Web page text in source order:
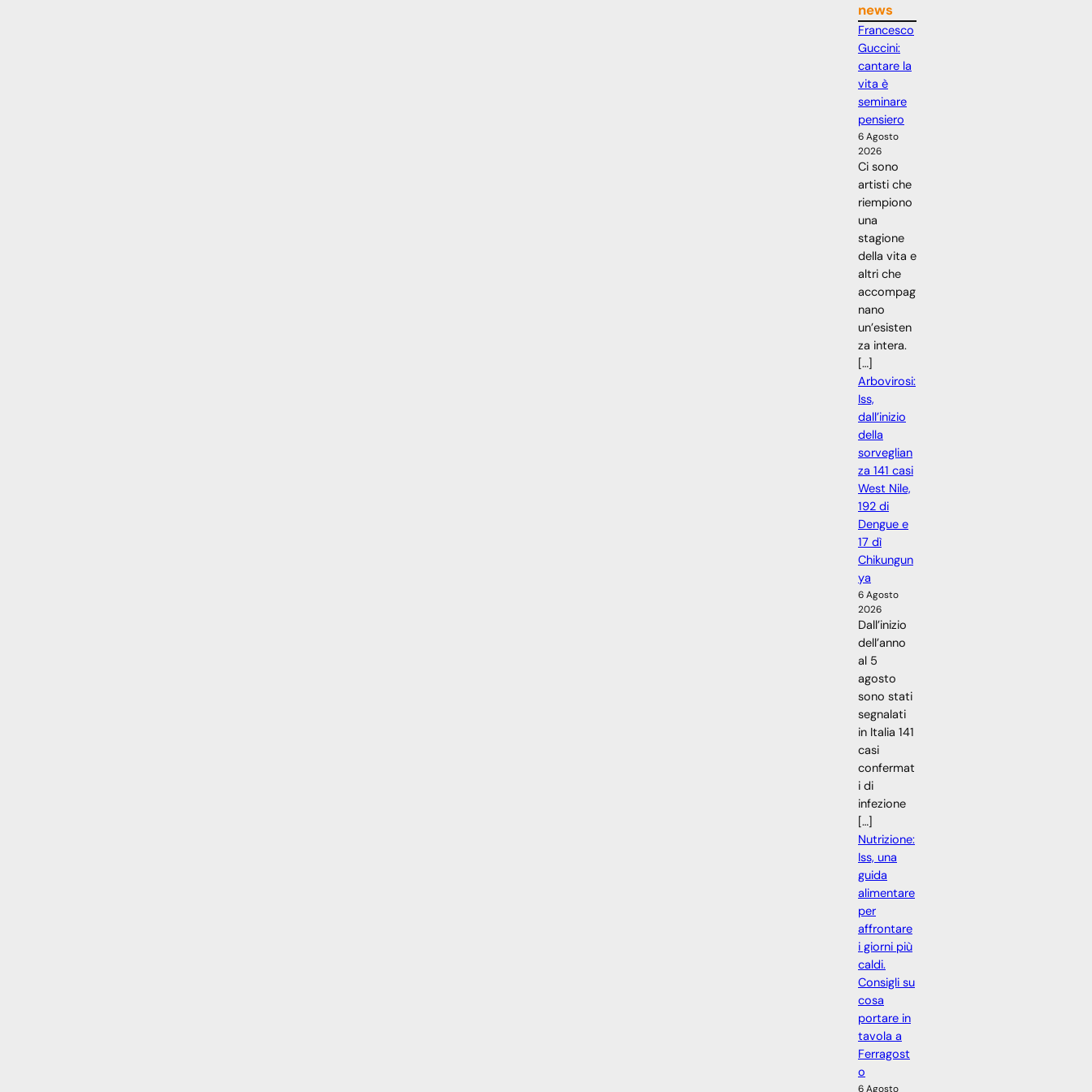
news
Francesco
Guccini:
cantare la
vita è
seminare
pensiero
6 Agosto
2026
Ci sono
artisti che
riempiono
una
stagione
della vita e
altri che
accompag
nano
un’esisten
za intera.
[…]
Arbovirosi:
Iss,
dall’inizio
della
sorveglian
za 141 casi
West Nile,
192 di
Dengue e
17 dì
Chikungun
ya
6 Agosto
2026
Dall’inizio
dell’anno
al 5
agosto
sono stati
segnalati
in Italia 141
casi
confermat
i di
infezione
[…]
Nutrizione:
Iss, una
guida
alimentare
per
affrontare
i giorni più
caldi.
Consigli su
cosa
portare in
tavola a
Ferragost
o
6 Agosto